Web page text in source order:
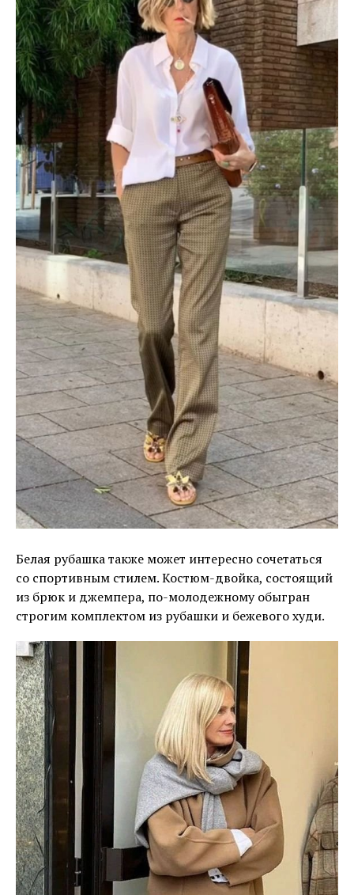
Белая рубашка также может интересно сочетаться
со спортивным стилем. Костюм-двойка, состоящий
из брюк и джемпера, по-молодежному обыгран
строгим комплектом из рубашки и бежевого худи.